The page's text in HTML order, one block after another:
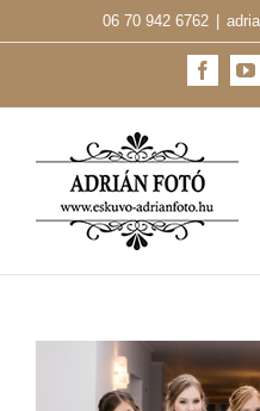
06 70 942 6762